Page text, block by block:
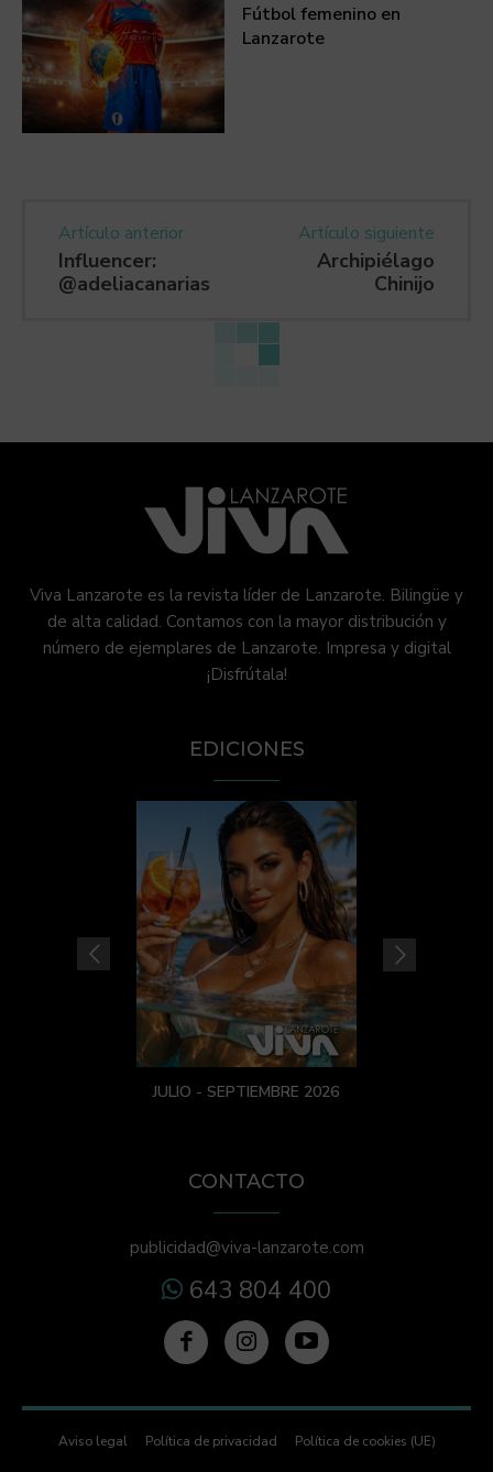
Fútbol femenino en
Lanzarote
Artículo anterior
Influencer:
@adeliacanarias
Artículo siguiente
Archipiélago
Chinijo
Viva Lanzarote es la revista líder de Lanzarote. Bilingüe y
de alta calidad. Contamos con la mayor distribución y
número de ejemplares de Lanzarote. Impresa y digital
¡Disfrútala!
EDICIONES
JULIO - SEPTIEMBRE 2026
CONTACTO
publicidad@viva-lanzarote.com
643 804 400
Aviso legal Política de privacidad Política de cookies (UE)